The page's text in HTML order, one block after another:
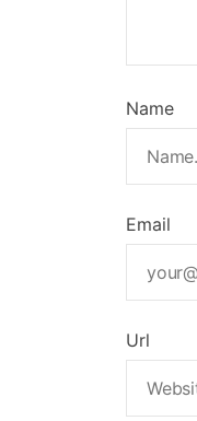
Name
Email
Url